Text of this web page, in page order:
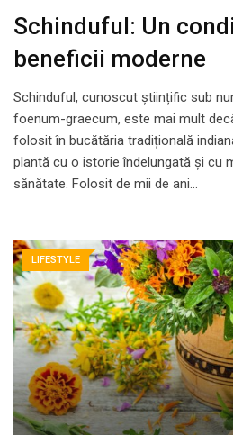
Schinduful: Un
beneficii moderne
Schinduful, cunoscut științific sub
foenum-graecum, este mai mult
folosit în bucătăria tradițională
plantă cu o istorie îndelungată și cu
sănătate. Folosit de mii de ani…
LIFESTYLE